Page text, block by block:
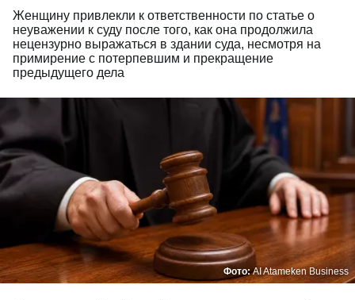
Женщину привлекли к ответственности по статье о
неуважении к суду после того, как она продолжила
нецензурно выражаться в здании суда, несмотря на
примирение с потерпевшим и прекращение
предыдущего дела
Фото:AI Atameken Business